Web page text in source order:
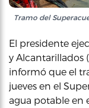
Tramo del
El presidente
y Alcantarillados
informó que el
jueves en el
agua potable en